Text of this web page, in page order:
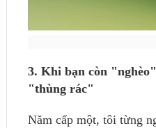
3. Khi bạn còn
"thùng rác"
Năm cấp một, tôi từng